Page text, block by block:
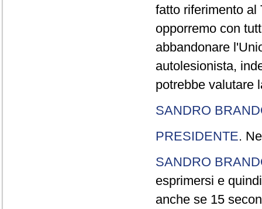
fatto riferimento al
opporremo con
abbandonare
autolesionista,
potrebbe valutare
SANDRO
PRESIDENTE.
SANDRO
esprimersi e
anche se 15